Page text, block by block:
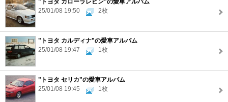
25/01/08 19:50
2枚
"トヨタ カルディナ"の愛車アルバム
25/01/08 19:47
1枚
"トヨタ セリカ"の愛車アルバム
25/01/08 19:45
1枚